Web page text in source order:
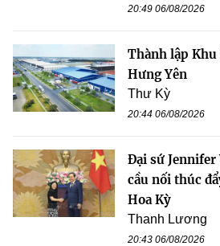
20:49 06/08/2026
Thành lập Khu
Hưng Yên
Thư Kỳ
20:44 06/08/2026
Đại sứ Jennifer
cầu nối thúc
Hoa Kỳ
Thanh Lương
20:43 06/08/2026